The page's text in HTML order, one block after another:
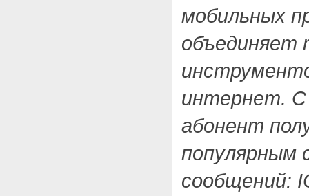
мобильных
объединяет
интернет. С
абонент
популярным
сообщений: